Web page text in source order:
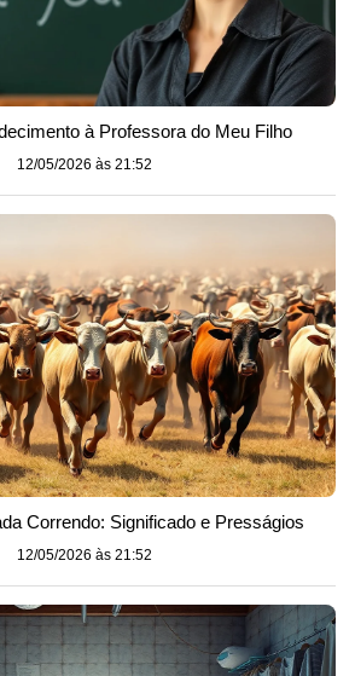
à Professora do Meu Filho
12/05/2026 às 21:52
Correndo: Significado e Presságios
12/05/2026 às 21:52